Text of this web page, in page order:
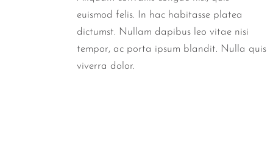
euismod felis. In hac habitasse platea
dictumst. Nullam dapibus leo vitae nisi
tempor, ac porta ipsum blandit. Nulla quis
viverra dolor.